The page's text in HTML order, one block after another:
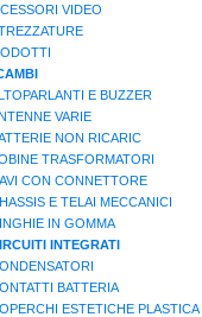
VIDEO
E BUZZER
VARIE
NON RICARIC
TRASFORMATORI
CON CONNETTORE
E TELAI MECCANICI
IN GOMMA
INTEGRATI
BATTERIA
ESTETICHE PLASTICA